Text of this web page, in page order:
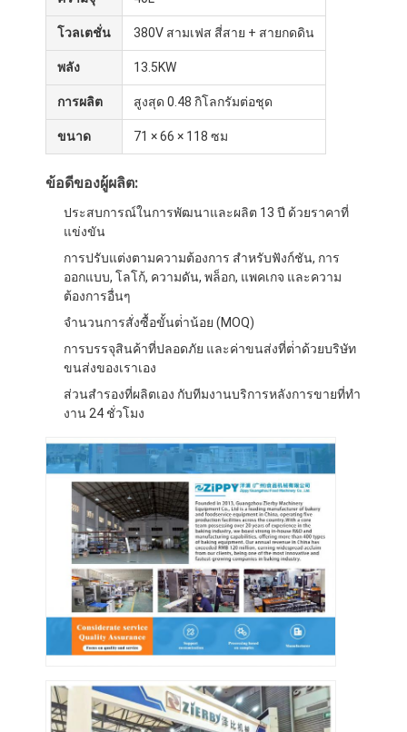
หน้าแรก
สินค้า
การควบคุมคุณภาพ
ติดต่อเรา
ข่าว
กรณี
เครื่องผสมแป้ง
โวลเตชั่น 380V สามเฟส สี่สาย + สายกดดิน
พลัง 13.5KW
การผลิต สูงสุด 0.48 กิโลกรัมต่อชุด
ขนาด 71 × 66 × 118 ซม
ข้อดีของผู้ผลิต:
ประสบการณ์ในการพัฒนาและผลิต 13 ปี ด้วยราคาที่
แข่งขัน
การปรับแต่งตามความต้องการ สําหรับฟังก์ชัน, การ
ออกแบบ, โลโก้, ความดัน, พล็อก, แพคเกจ และความ
ต้องการอื่นๆ
จํานวนการสั่งซื้อขั้นต่ําน้อย (MOQ)
การบรรจุสินค้าที่ปลอดภัย และค่าขนส่งที่ต่ําด้วยบริษัท
ขนส่งของเราเอง
ส่วนสํารองที่ผลิตเอง กับทีมงานบริการหลังการขายที่ทํา
งาน 24 ชั่วโมง